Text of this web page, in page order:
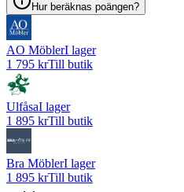
Hur beräknas poängen?
AO MöblerI lager
1 795 krTill butik
UlfåsaI lager
1 895 krTill butik
Bra MöblerI lager
1 895 krTill butik